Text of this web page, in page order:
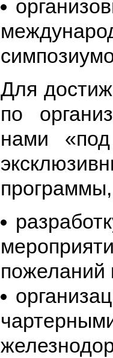
Для
по
нами
пожеланий